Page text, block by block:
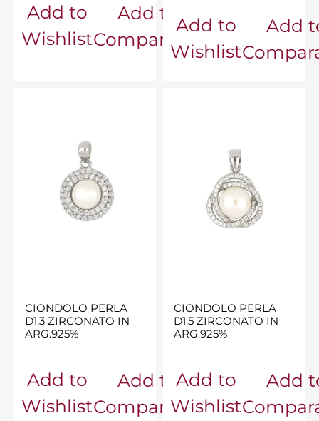
Add to
Wishlist
Add to
Comparator
Add to
Wishlist
Add
CIONDOLO PERLA
D1.3 ZIRCONATO IN
ARG.925%
Add to
Wishlist
Add to
Comparator
CIONDOLO PERLA
D1.5 ZIRCONATO IN
ARG.925%
Add to
Wishlist
Add